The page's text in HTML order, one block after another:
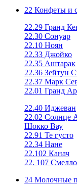
22 Конфеты и
22.29 Гранд
22.30 Сонуар
22.10 Ноян
22.33 Джойко
22.35 Аштарак
22.36 Зейтун
22.37 Марк
22.01 Гранд
22.40 Иджеван
22.02 Солнце
Шокко Вау
22.91 Те густо
22.34 Нане
22.102 Канач
22. 107 Смелло
24 Молочные